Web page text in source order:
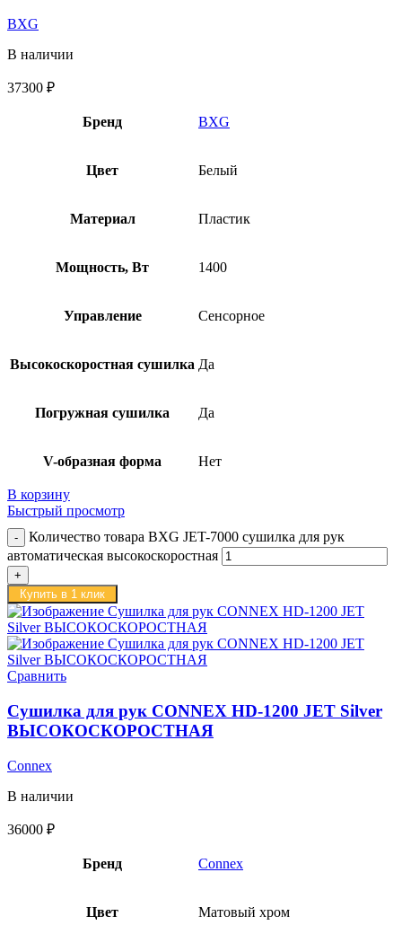
BXG
В наличии
37300 ₽
Бренд BXG
Цвет Белый
Материал Пластик
Мощность, Вт 1400
Управление Сенсорное
Высокоскоростная сушилка Да
Погружная сушилка Да
V-образная форма Нет
В корзину
Быстрый просмотр
Количество товара BXG JET-7000 сушилка для рук
автоматическая высокоскоростная
Купить в 1 клик
Сравнить
Сушилка для рук CONNEX HD-1200 JET Silver
ВЫСОКОСКОРОСТНАЯ
Connex
В наличии
36000 ₽
Бренд Connex
Цвет Матовый хром